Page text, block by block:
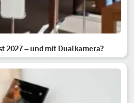
2027 – und mit Dualkamera?